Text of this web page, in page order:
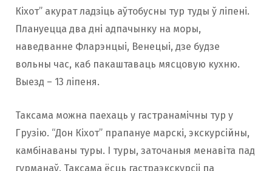
Кіхот” акурат ладзіць аўтобусны тур туды ў ліпені.
Плануецца два дні адпачынку на моры,
наведванне Фларэнцыі, Венецыі, дзе будзе
вольны час, каб пакаштаваць мясцовую кухню.
Выезд – 13 ліпеня.
Таксама можна паехаць у гастранамічны тур у
Грузію. “Дон Кіхот” прапануе марскі, экскурсійны,
камбінаваны туры. І туры, заточаныя менавіта пад
гурманаў. Таксама ёсць гастраэкскурсіі па